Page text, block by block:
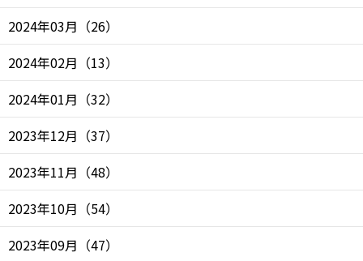
2024年03月 （26）
2024年02月 （13）
2024年01月 （32）
2023年12月 （37）
2023年11月 （48）
2023年10月 （54）
2023年09月 （47）